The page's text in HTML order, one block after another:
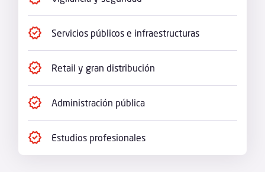
Servicios públicos e infraestructuras
Retail y gran distribución
Administración pública
Estudios profesionales